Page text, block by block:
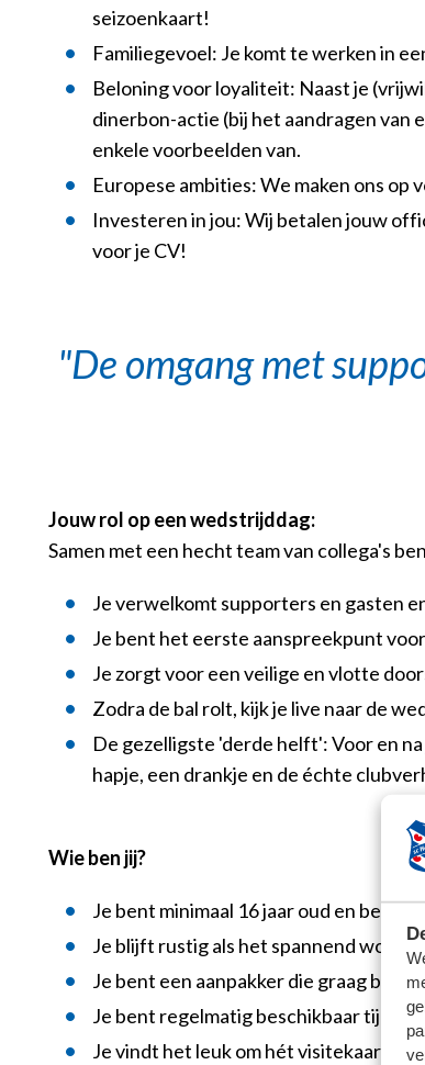
seizoenkaart!
Familiegevoel: Je komt te werken in
Beloning voor loyaliteit: Naast je
dinerbon-actie (bij het aandragen van
enkele voorbeelden van.
Europese ambities: We maken ons op
Investeren in jou: Wij betalen jouw
voor je CV!
De omgang met
Jouw rol op een wedstrijddag:
Samen met een hecht team van collega's
Je verwelkomt supporters en gasten
Je bent het eerste aanspreekpunt
Je zorgt voor een veilige en vlotte
Zodra de bal rolt, kijk je live naar de
De gezelligste 'derde helft': Voor en
hapje, een drankje en de échte
Wie ben jij?
Je bent minimaal 16 jaar oud en bent
Je blijft rustig als het spannend wordt
Je bent een aanpakker die graag
Je bent regelmatig beschikbaar
Je vindt het leuk om hét visitekaartje